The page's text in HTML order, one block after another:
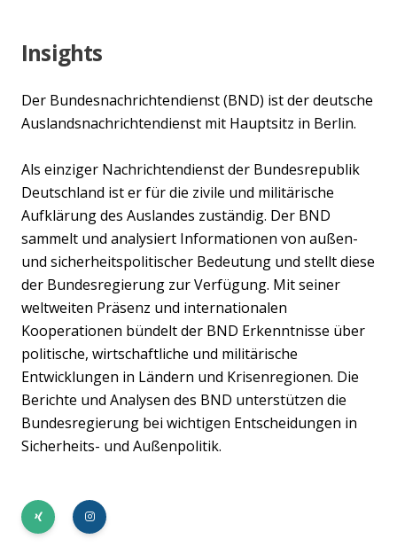
Insights
Der Bundesnachrichtendienst (BND) ist der deutsche
Auslandsnachrichtendienst mit Hauptsitz in Berlin.
Als einziger Nachrichtendienst der Bundesrepublik
Deutschland ist er für die zivile und militärische
Aufklärung des Auslandes zuständig. Der BND
sammelt und analysiert Informationen von außen-
und sicherheitspolitischer Bedeutung und stellt diese
der Bundesregierung zur Verfügung. Mit seiner
weltweiten Präsenz und internationalen
Kooperationen bündelt der BND Erkenntnisse über
politische, wirtschaftliche und militärische
Entwicklungen in Ländern und Krisenregionen. Die
Berichte und Analysen des BND unterstützen die
Bundesregierung bei wichtigen Entscheidungen in
Sicherheits- und Außenpolitik.